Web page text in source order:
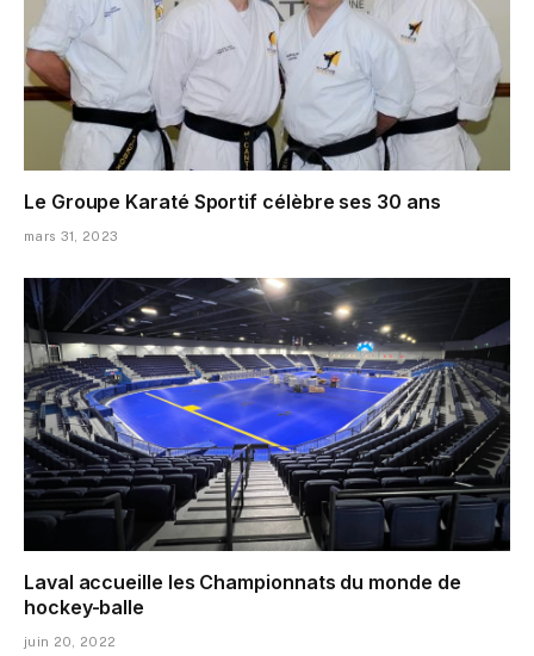
Le Groupe Karaté Sportif célèbre ses 30 ans
mars 31, 2023
Laval accueille les Championnats du monde de
hockey-balle
juin 20, 2022